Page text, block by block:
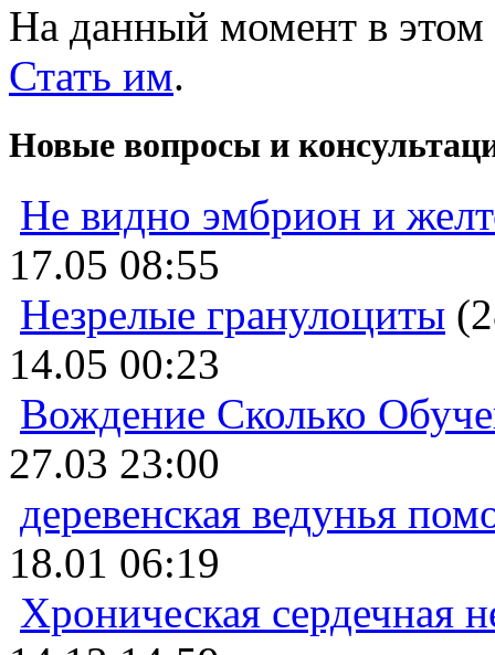
На данный момент в этом
Стать им.
Новые вопросы и
Не видно эмбрион и
17.05 08:55
Незрелые гранулоциты
14.05 00:23
Вождение Сколько
27.03 23:00
деревенская ведунья
18.01 06:19
Хроническая сердечная